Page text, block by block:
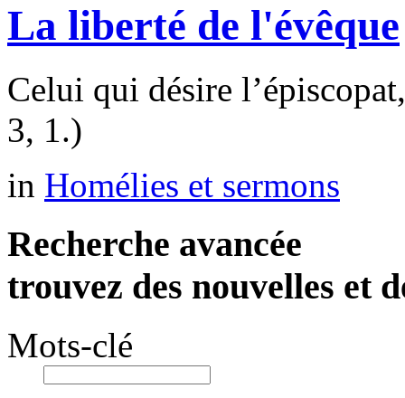
La liberté de l'évêque
Celui qui désire
3, 1.)
in Homélies et sermons
Recherche avancée
trouvez des nouvelles et
Mots-clé